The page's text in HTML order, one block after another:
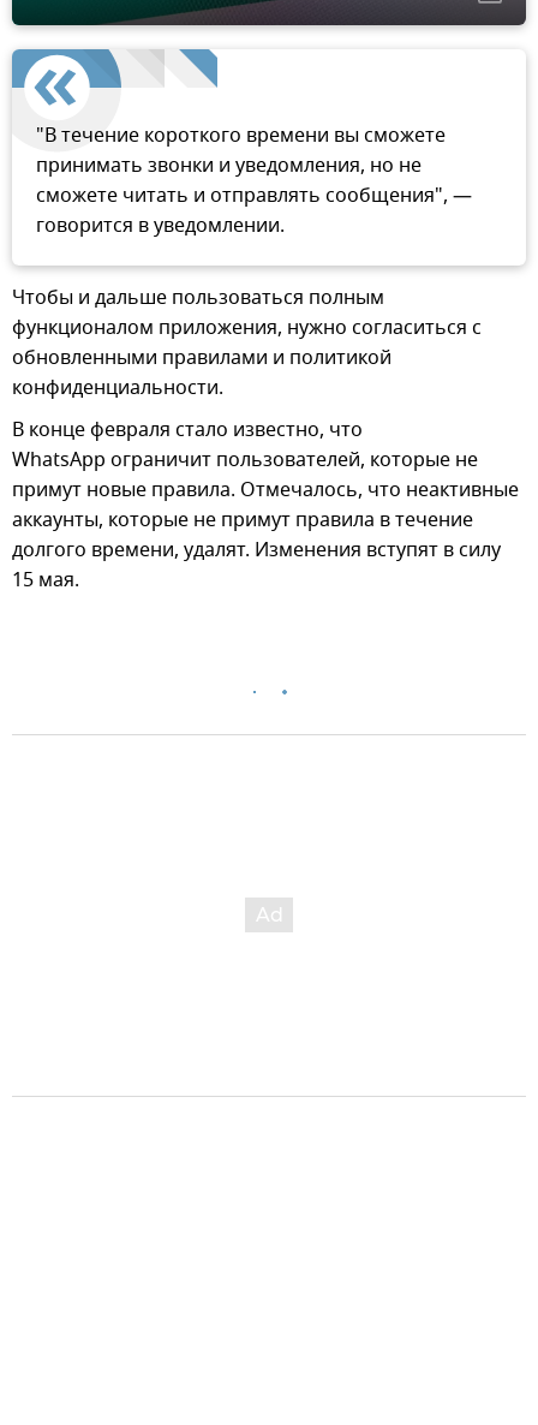
"В течение короткого времени вы сможете
принимать звонки и уведомления, но не
сможете читать и отправлять сообщения", —
говорится в уведомлении.
Чтобы и дальше пользоваться полным
функционалом приложения, нужно согласиться с
обновленными правилами и политикой
конфиденциальности.
В конце февраля стало известно, что
WhatsApp ограничит пользователей, которые не
примут новые правила. Отмечалось, что неактивные
аккаунты, которые не примут правила в течение
долгого времени, удалят. Изменения вступят в силу
15 мая.